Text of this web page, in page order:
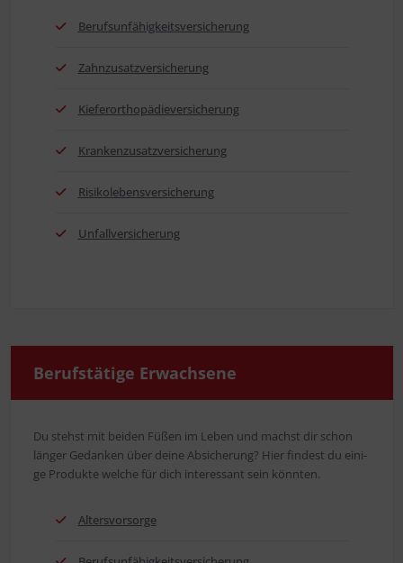
Berufs­un­fä­hig­keits­ver­si­che­rung
Zahn­zu­satz­ver­si­che­rung
Kie­fer­or­tho­pä­die­ver­si­che­rung
Kran­ken­zu­satz­ver­si­che­rung
Risi­ko­le­bens­ver­si­che­rung
Unfall­ver­si­che­rung
Berufs­tä­ti­ge Erwachsene
Du stehst mit bei­den Füßen im Leben und machst dir schon
län­ger Gedan­ken über dei­ne Absi­che­rung? Hier fin­dest du eini­
ge Pro­duk­te wel­che für dich inter­es­sant sein könnten.
Alters­vor­sor­ge